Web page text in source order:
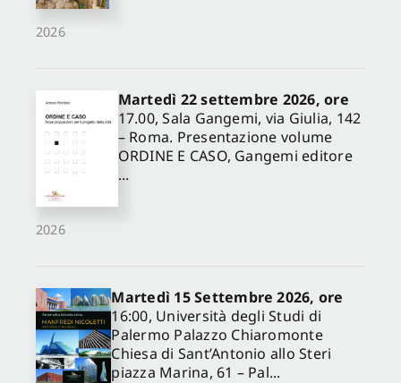
2026
2026
Martedì 22 settembre 2026, ore
17.00, Sala Gangemi, via Giulia, 142
– Roma. Presentazione volume
ORDINE E CASO, Gangemi editore
...
Martedì 15 Settembre 2026, ore
16:00, Università degli Studi di
Palermo Palazzo Chiaromonte
Chiesa di Sant’Antonio allo Steri
piazza Marina, 61 – Pal...